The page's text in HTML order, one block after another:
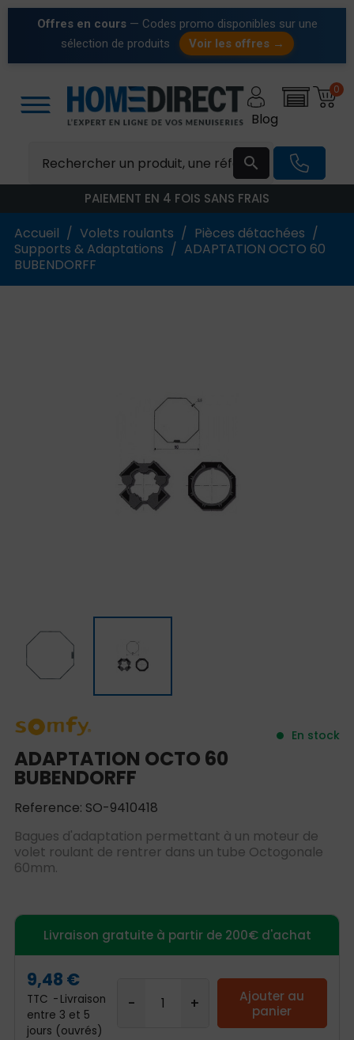
Offres en cours — Codes promo disponibles sur une
sélection de produits
Voir les offres →

0
Blog
PAIEMENT EN 4 FOIS SANS FRAIS
Accueil Volets roulants
Pièces détachées
Supports & Adaptations
ADAPTATION OCTO 60
BUBENDORFF
ADAPTATION OCTO 60
BUBENDORFF
Reference: SO-9410418
Bagues d'adaptation permettant à un moteur de
volet roulant de rentrer dans un tube Octogonale
60mm.
Livraison gratuite à partir de 200€ d'achat
9,48 €
TTC
Livraison
entre 3 et 5
jours (ouvrés)
Ajouter au
panier
En stock